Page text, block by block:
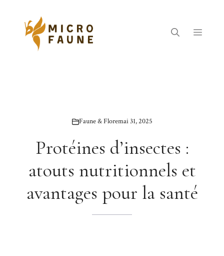
contenu
Menu
Faune & Floremai 31, 2025
Protéines d’insectes :
atouts nutritionnels et
avantages pour la santé